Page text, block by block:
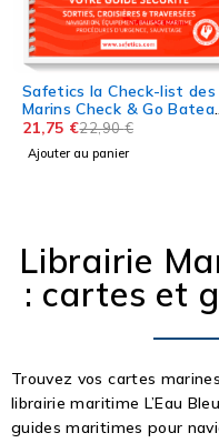
Safetics la Check-list des
Marins Check & Go
Voiles et Moteurs
22,90€
21,75 €
Ajouter au panier
Librairie
: cartes et
Trouvez vos cartes
librairie maritime L’Eau
guides maritimes pour